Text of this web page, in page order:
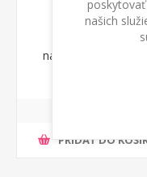
Poistka 7,5 A pre
nabíjačky autobatérií
PRIDAŤ DO
poskytovať
našich